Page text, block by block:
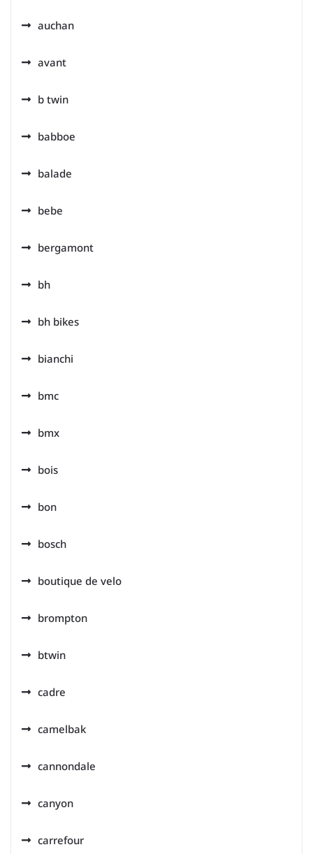
auchan
avant
b twin
babboe
balade
bebe
bergamont
bh
bh bikes
bianchi
bmc
bmx
bois
bon
bosch
boutique de velo
brompton
btwin
cadre
camelbak
cannondale
canyon
carrefour